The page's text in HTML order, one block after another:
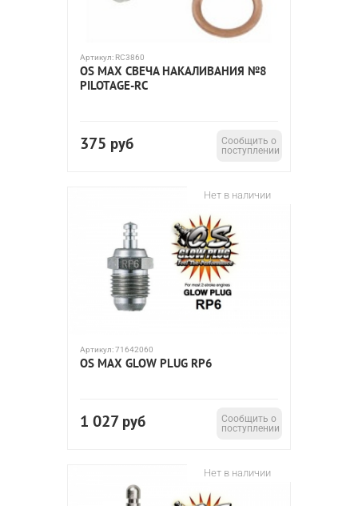
Артикул: RC3860
OS MAX СВЕЧА НАКАЛИВАНИЯ №8
PILOTAGE-RC
375 руб
Сообщить о
поступлении
Нет в наличии
Артикул:71642060
OS MAX GLOW PLUG RP6
1 027 руб
Сообщить о
поступлении
Нет в наличии